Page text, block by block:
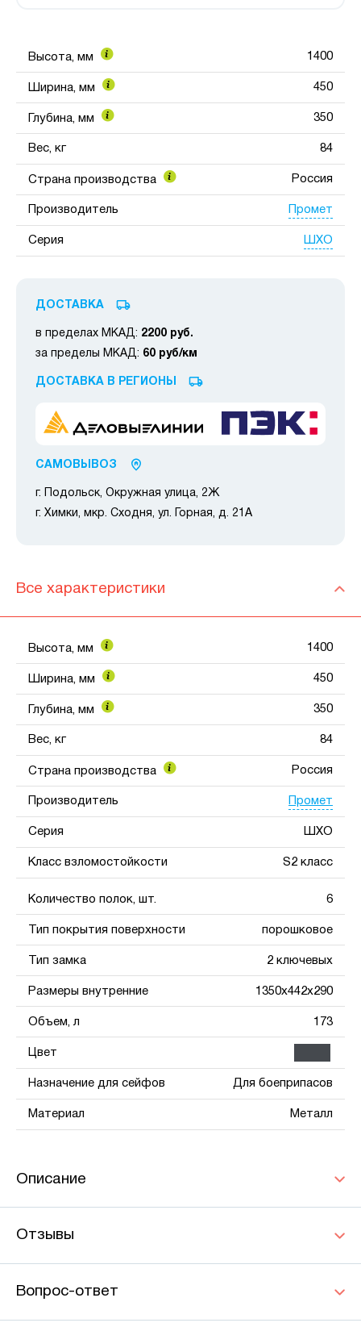
Высота, мм 1400
Ширина, мм 450
Глубина, мм 350
Вес, кг 84
Страна производства Россия
Производитель Промет
Серия ШХО
ДОСТАВКА
в пределах МКАД: 2200 руб.
за пределы МКАД: 60 руб/км
ДОСТАВКА В РЕГИОНЫ
САМОВЫВОЗ
г. Подольск, Окружная улица, 2Ж
г. Химки, мкр. Сходня, ул. Горная, д. 21А
Все характеристики
Высота, мм 1400
Ширина, мм 450
Глубина, мм 350
Вес, кг 84
Страна производства Россия
Производитель Промет
Серия ШХО
Класс взломостойкости S2 класс
Количество полок, шт. 6
Тип покрытия поверхности порошковое
Тип замка 2 ключевых
Размеры внутренние 1350x442x290
Объем, л 173
Цвет
Назначение для сейфов Для боеприпасов
Материал Металл
Описание
Отзывы
Вопрос-ответ